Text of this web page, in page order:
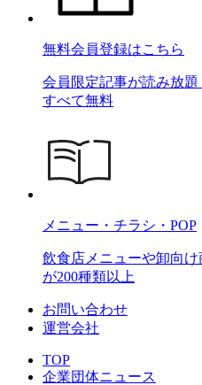
無料会員登録はこちら
会員限定記事が読み放
すべて無料
メニュー・チラシ・POP
飲食店メニューや卸向
が200種類以上
お問い合わせ
運営会社
TOP
企業団体ニュース